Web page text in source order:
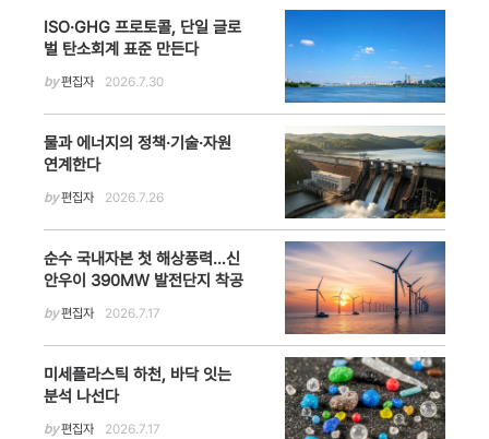
ISO·GHG 프로토콜, 단일 글로
벌 탄소회계 표준 만든다
by편집자 2026.7.30
물과 에너지의 정책·기술·자원
연계한다
by편집자 2026.7.26
순수 국내자본 첫 해상풍력…신
안우이 390MW 발전단지 착공
by편집자 2026.7.17
미세플라스틱 하천, 바닥 잇는
분석 나선다
by편집자 2026.7.17